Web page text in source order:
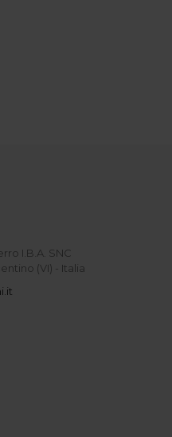
I.B.A. SNC
(VI) - Italia